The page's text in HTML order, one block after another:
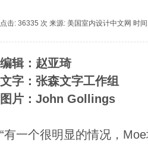
点击: 36335 次 来源: 美国室内设计中文网 时
编辑：赵亚琦
文字：张森文字工作组
图片：John Gollings
“有一个很明显的情况，